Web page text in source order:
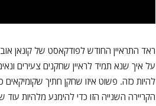
ראד התראיין החודש לפודקאסט של קונאן
על איך שנא תמיד לראיין שחקנים צעירים
להיות כזה. פשוט איזו שחקן חתיך
הקריירה השנייה הזו כדי להימנע מלהיות